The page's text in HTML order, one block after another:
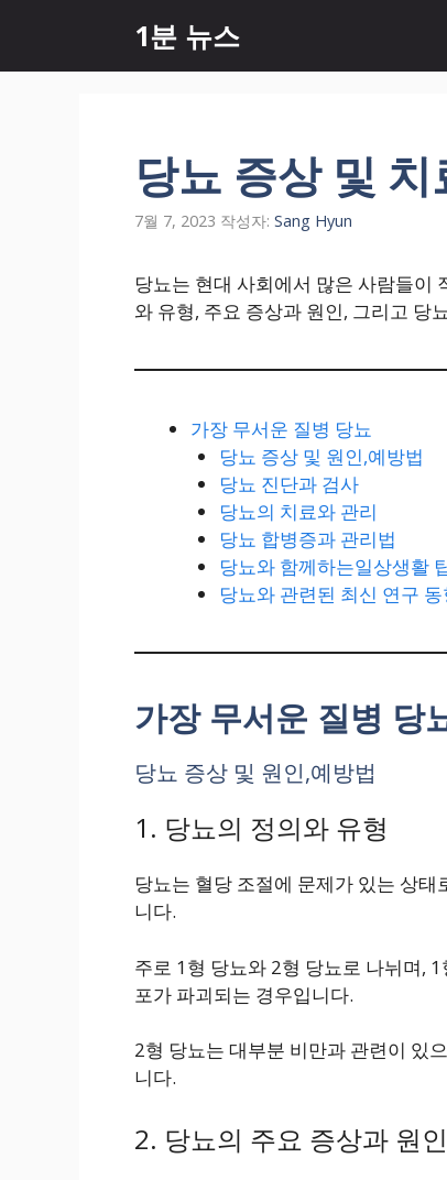
츠
1분 뉴스
당뇨 증상 및
7월 7, 2023 작성자: Sang Hyun
당뇨는 현대 사회에서 많은 사람들이
와 유형, 주요 증상과 원인, 그리고 당
가장 무서운 질병 당뇨
당뇨 증상 및 원인,예방법
당뇨 진단과 검사
당뇨의 치료와 관리
당뇨 합병증과 관리법
당뇨와 함께하는일상생활
당뇨와 관련된 최신 연구 동
가장 무서운 질병 당
당뇨 증상 및 원인,예방법
1. 당뇨의 정의와 유형
당뇨는 혈당 조절에 문제가 있는 상
니다.
주로 1형 당뇨와 2형 당뇨로 나뉘며,
포가 파괴되는 경우입니다.
2형 당뇨는 대부분 비만과 관련이 있
니다.
2. 당뇨의 주요 증상과 원인